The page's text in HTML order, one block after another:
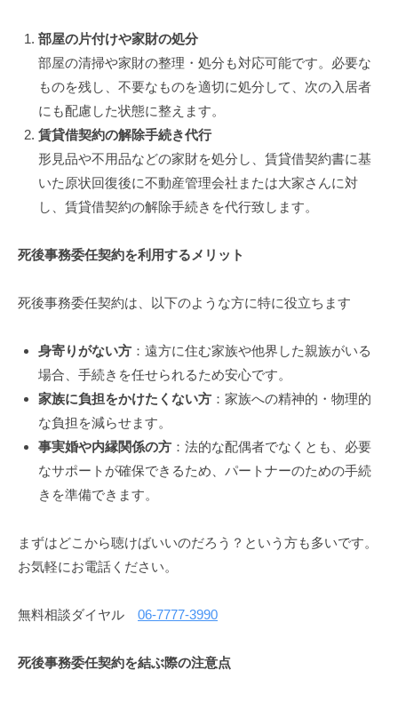
担
を
ら
す
2025
8
部屋の片付けや家財の処分
部屋の清掃や家財の整理・処分も対応可能です。必要な
ものを残し、不要なものを適切に処分して、次の入居者
にも配慮した状態に整えます。
賃貸借契約の解除手続き代行
形見品や不用品などの家財を処分し、賃貸借契約書に基
いた原状回復後に不動産管理会社または大家さんに対
し、賃貸借契約の解除手続きを代行致します。
死後事務委任契約を利用するメリット
死後事務委任契約は、以下のような方に特に役立ちます
身寄りがない方：遠方に住む家族や他界した親族がいる
場合、手続きを任せられるため安心です。
家族に負担をかけたくない方：家族への精神的・物理的
な負担を減らせます。
事実婚や内縁関係の方：法的な配偶者でなくとも、必要
なサポートが確保できるため、パートナーのための手続
きを準備できます。
まずはどこから聴けばいいのだろう？という方も多いです。
お気軽にお電話ください。
無料相談ダイヤル 06-7777-3990
死後事務委任契約を結ぶ際の注意点